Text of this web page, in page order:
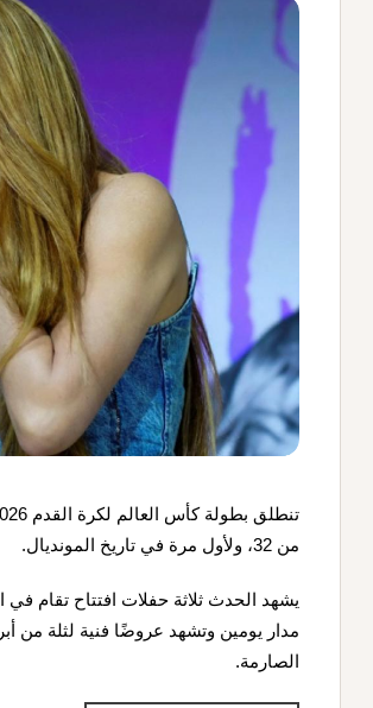
من 32، ولأول مرة في تاريخ المونديال.
يشهد الحدث ثلاثة حفلات افتتاح تقام في
مدار يومين وتشهد عروضًا فنية لثلة من
الصارمة.